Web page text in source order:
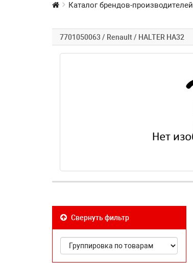
Каталог брендов-производителей
7701050063 / Renault / HALTER HA32
Свернуть фильтр